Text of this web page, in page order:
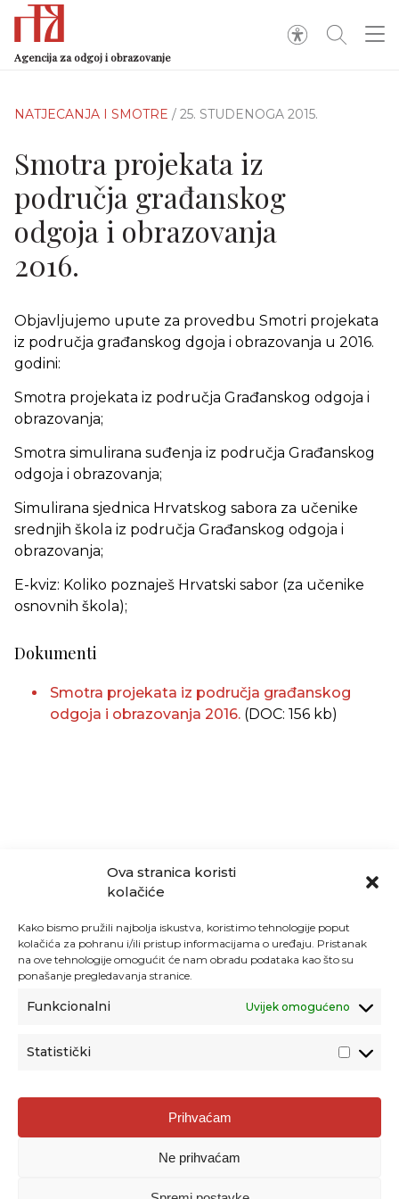
Ova stranica koristi
kolačiće
Kako bismo pružili najbolja iskustva, koristimo tehnologije poput
kolačića za pohranu i/ili pristup informacijama o uređaju. Pristanak
na ove tehnologije omogućit će nam obradu podataka kao što su
ponašanje pregledavanja stranice.
Funkcionalni Uvijek omogućeno
Statistički
Prihvaćam
Ne prihvaćam
Agencija za odgoj i obrazovanje
NATJECANJA I SMOTRE / 25. STUDENOGA 2015.
Smotra projekata iz
područja građanskog
odgoja i obrazovanja
2016.
Objavljujemo upute za provedbu Smotri projekata
iz područja građanskog dgoja i obrazovanja u 2016.
godini:
Smotra projekata iz područja Građanskog odgoja i
obrazovanja;
Smotra simulirana suđenja iz područja Građanskog
odgoja i obrazovanja;
Simulirana sjednica Hrvatskog sabora za učenike
srednjih škola iz područja Građanskog odgoja i
obrazovanja;
E-kviz: Koliko poznaješ Hrvatski sabor (za učenike
osnovnih škola);
Dokumenti
Smotra projekata iz područja građanskog
odgoja i obrazovanja 2016. (DOC: 156 kb)
Agencija za odgoj i obrazovanje
Donje Svetice 38, 10000 Zagreb
1778129